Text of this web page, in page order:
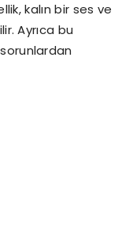
kalın bir ses ve
Ayrıca bu